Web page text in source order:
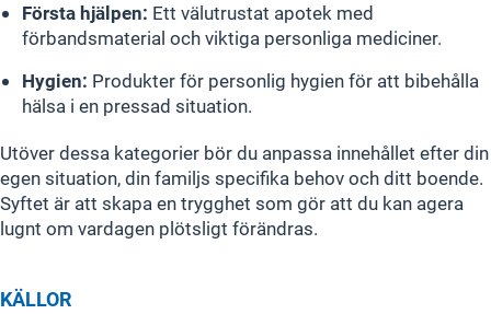
Första hjälpen: Ett välutrustat apotek med
förbandsmaterial och viktiga personliga mediciner.
Hygien: Produkter för personlig hygien för att bibehålla
hälsa i en pressad situation.
Utöver dessa kategorier bör du anpassa innehållet efter din
egen situation, din familjs specifika behov och ditt boende.
Syftet är att skapa en trygghet som gör att du kan agera
lugnt om vardagen plötsligt förändras.
KÄLLOR